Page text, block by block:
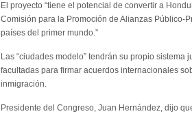
El proyecto “tiene el potencial de convertir a
Comisión para la Promoción de Alianzas Público-
países del primer mundo.”
Las “ciudades modelo” tendrán su propio
facultadas para firmar acuerdos internacionales
inmigración.
Presidente del Congreso, Juan Hernández, dijo